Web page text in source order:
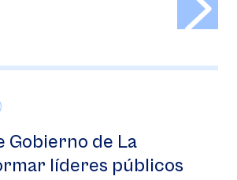
Gobierno de La
líderes públicos